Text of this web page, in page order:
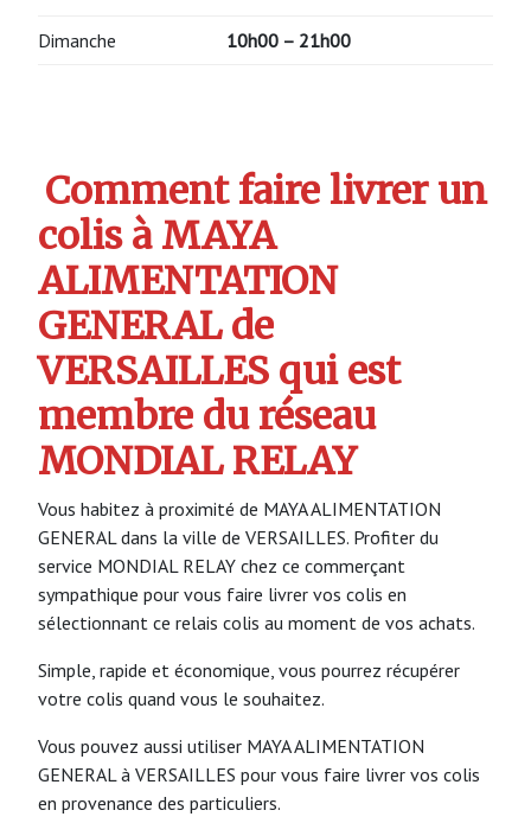
Dimanche 10h00 – 21h00
Comment faire livrer un
colis à MAYA
ALIMENTATION
GENERAL de
VERSAILLES qui est
membre du réseau
MONDIAL RELAY
Vous habitez à proximité de MAYA ALIMENTATION
GENERAL dans la ville de VERSAILLES. Profiter du
service MONDIAL RELAY chez ce commerçant
sympathique pour vous faire livrer vos colis en
sélectionnant ce relais colis au moment de vos achats.
Simple, rapide et économique, vous pourrez récupérer
votre colis quand vous le souhaitez.
Vous pouvez aussi utiliser MAYA ALIMENTATION
GENERAL à VERSAILLES pour vous faire livrer vos colis
en provenance des particuliers.